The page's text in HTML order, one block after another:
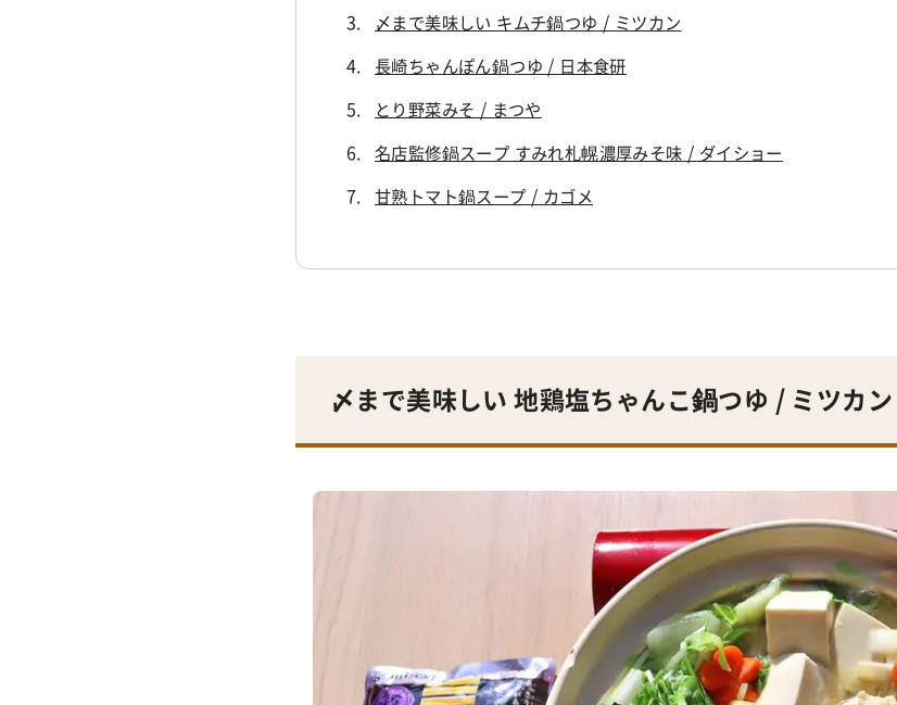
〆まで美味しい キムチ鍋つゆ / ミツカン
長崎ちゃんぽん鍋つゆ / 日本食研
とり野菜みそ / まつや
名店監修鍋スープ すみれ札幌濃厚みそ味 / ダイショー
甘熟トマト鍋スープ / カゴメ
〆まで美味しい 地鶏塩ちゃんこ鍋つゆ / ミツカン